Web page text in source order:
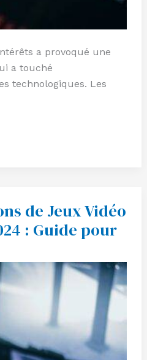
a provoqué une
a touché
technologiques. Les
de Jeux Vidéo
: Guide pour